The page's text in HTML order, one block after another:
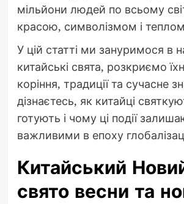
мільйони людей по всьому
красою, символізмом і
У цій статті ми зануримося в
китайські свята, розкриємо
коріння, традиції та сучасне
дізнаєтесь, як китайці
готують і чому ці події
важливими в епоху
Китайський
свято весни та